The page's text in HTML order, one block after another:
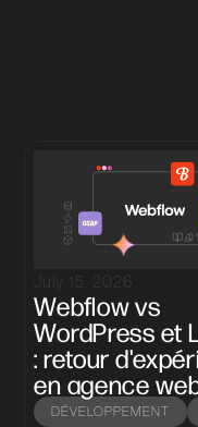
July 15, 2026
Webflow vs
WordPress et
: retour
en agence
DÉVELOPPEMENT